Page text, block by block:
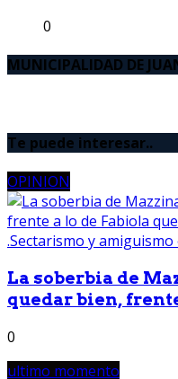
0
MUNICIPALIDAD DE
Te puede interesar..
OPINION
La soberbia de
quedar bien,
0
ultimo momento